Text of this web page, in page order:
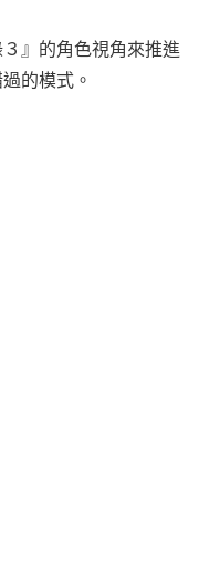
』的角色視角來推進
的模式。